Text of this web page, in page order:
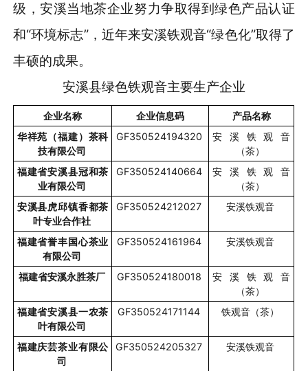
级，安溪当地茶企业努力争取得到绿色产品认证
和“环境标志”，近年来安溪铁观音“绿色化”取得了
丰硕的成果。
安溪县绿色铁观音主要生产企业
企业名称 企业信息码
产品名称
华祥苑（福建）茶科
技有限公司
GF350524194320
安溪铁观音
（茶）
福建省安溪县冠和茶
业有限公司
GF350524140664
安溪铁观音
（茶）
安溪县虎邱镇香都茶
叶专业合作社
GF350524212027 安溪铁观音
福建省誉丰国心茶业
有限公司
GF350524161964 安溪铁观音
福建省安溪永胜茶厂 GF350524180018
安溪铁观音
（茶）
福建省安溪县一农茶
叶有限公司
GF350524171144 铁观音（茶）
福建庆芸茶业有限公
司
GF350524205327 安溪铁观音